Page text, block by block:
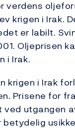
verdens
krigen i Irak.
er labilt.
Oljeprisen
i Irak.
i Irak
Prisene for
utgangen